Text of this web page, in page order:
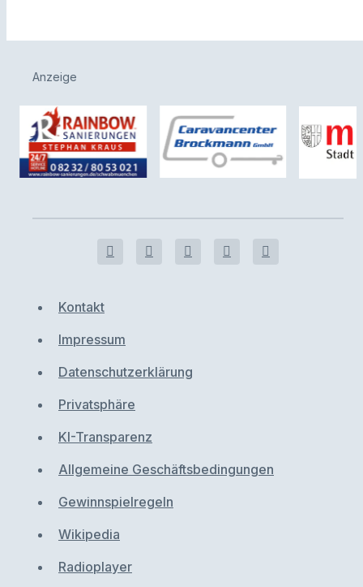
Anzeige
Kontakt
Impressum
Datenschutzerklärung
Privatsphäre
KI-Transparenz
Allgemeine Geschäftsbedingungen
Gewinnspielregeln
Wikipedia
Radioplayer